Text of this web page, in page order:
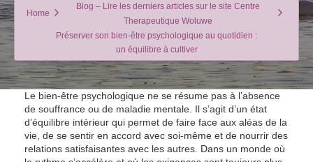
Home
Blog – Lire les derniers articles sur le site Centre
Therapeutique Woluwe
Préserver son bien-être psychologique au quotidien :
un équilibre à cultiver
Le bien-être psychologique ne se résume pas à l’absence
de souffrance ou de maladie mentale. Il s’agit d’un état
d’équilibre intérieur qui permet de faire face aux aléas de la
vie, de se sentir en accord avec soi-même et de nourrir des
relations satisfaisantes avec les autres. Dans un monde où